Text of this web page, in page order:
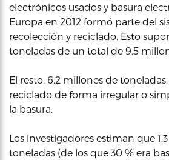
electrónicos usados y basura
Europa en 2012 formó parte del
recolección y reciclado. Esto
toneladas de un total de 9.5
El resto, 6.2 millones de
reciclado de forma irregular o
la basura.
Los investigadores estiman que
toneladas (de los que 30 % era